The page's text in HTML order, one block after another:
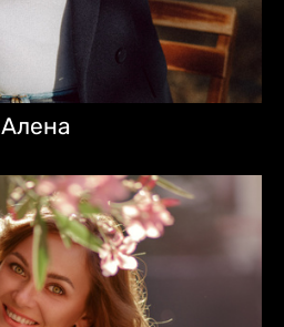
Алена